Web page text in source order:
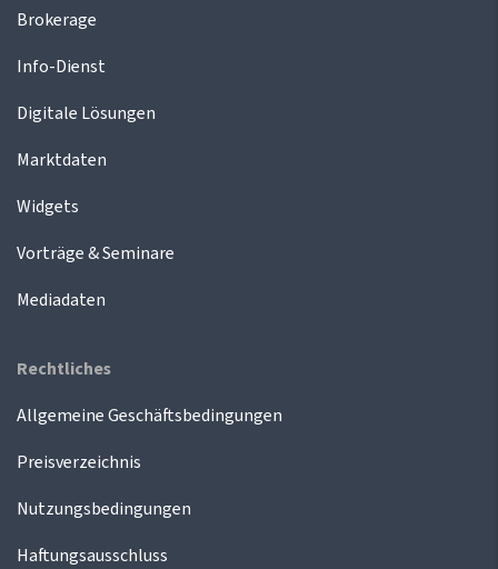
Brokerage
Info-Dienst
Digitale Lösungen
Marktdaten
Widgets
Vorträge & Seminare
Mediadaten
Rechtliches
Allgemeine Geschäftsbedingungen
Preisverzeichnis
Nutzungsbedingungen
Haftungsausschluss